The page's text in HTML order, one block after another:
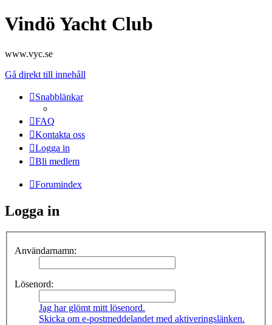
Vindö Yacht Club
www.vyc.se
Gå direkt till innehåll
Snabblänkar
FAQ
Kontakta oss
Logga in
Bli medlem
Forumindex
Logga in
Användarnamn:
Lösenord:
Jag har glömt mitt lösenord.
Skicka om e-postmeddelandet med aktiveringslänken.